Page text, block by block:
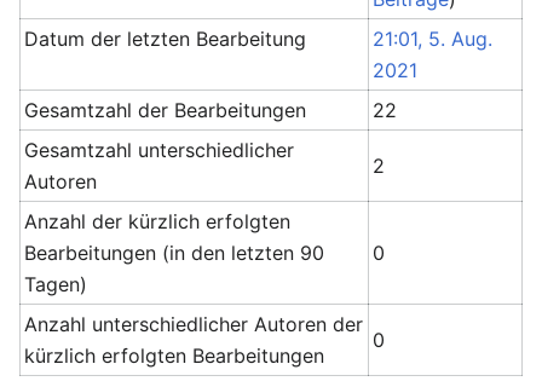
Datum der letzten Bearbeitung
21:01, 5. Aug.
2021
Gesamtzahl der Bearbeitungen
22
Gesamtzahl unterschiedlicher
Autoren
2
Anzahl der kürzlich erfolgten
Bearbeitungen (in den letzten 90
Tagen)
0
Anzahl unterschiedlicher Autoren der
kürzlich erfolgten Bearbeitungen
0